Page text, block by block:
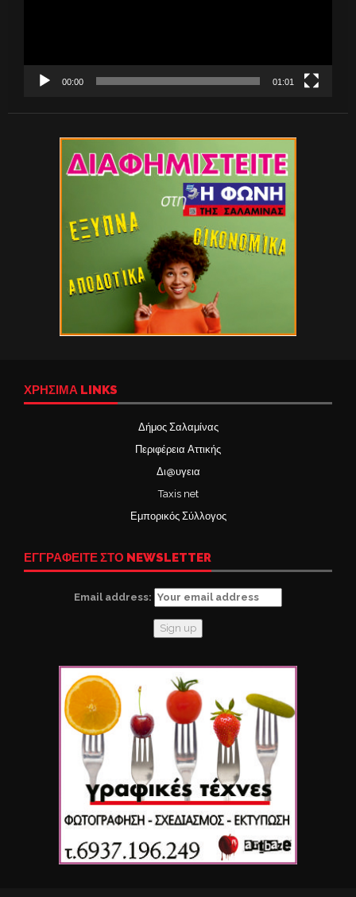
00:00 01:01
ΧΡΉΣΙΜΑ LINKS
Δήμος Σαλαμίνας
Περιφέρεια Αττικής
Δι@υγεια
Taxis net
Εμπορικός Σύλλογος
ΕΓΓΡΑΦΕΙΤΕ ΣΤΟ NEWSLETTER
Email address: